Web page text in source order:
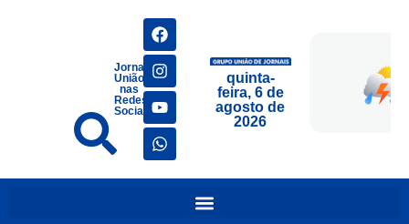
Jornais
União
nas
Redes
Sociais
quinta-
feira, 6 de
agosto de
2026